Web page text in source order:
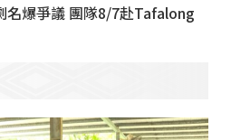
名爆爭議 團隊8/7赴Tafalong